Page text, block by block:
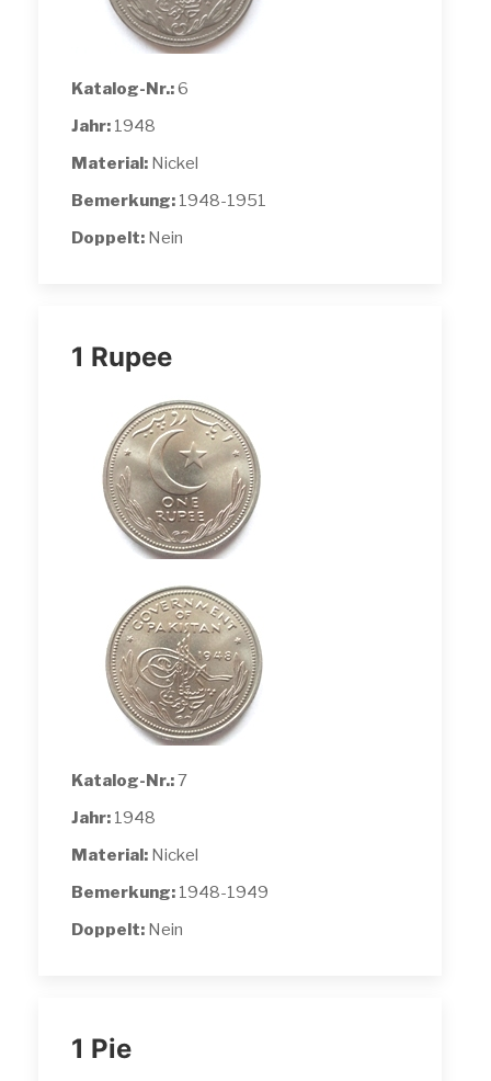
Katalog-Nr.:6
Jahr: 1948
Material: Nickel
Bemerkung: 1948-1951
Doppelt: Nein
1 Rupee
Katalog-Nr.:7
Jahr: 1948
Material: Nickel
Bemerkung: 1948-1949
Doppelt: Nein
1 Pie